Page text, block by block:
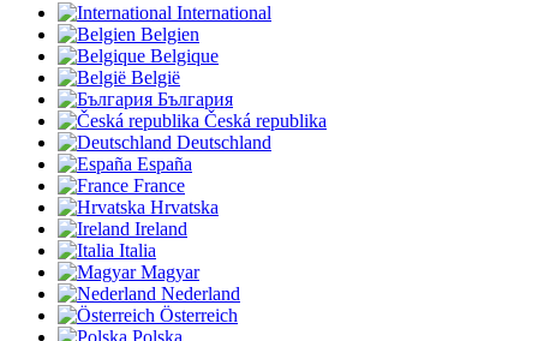
International
Belgien
Belgique
België
България
Česká republika
Deutschland
España
France
Hrvatska
Ireland
Italia
Magyar
Nederland
Österreich
Polska